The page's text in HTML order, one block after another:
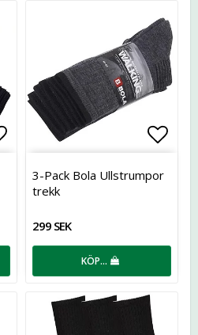
Lägg till i favoritlistan
3-Pack Bola Ullstrumpor
trekk
299 SEK
KÖP…